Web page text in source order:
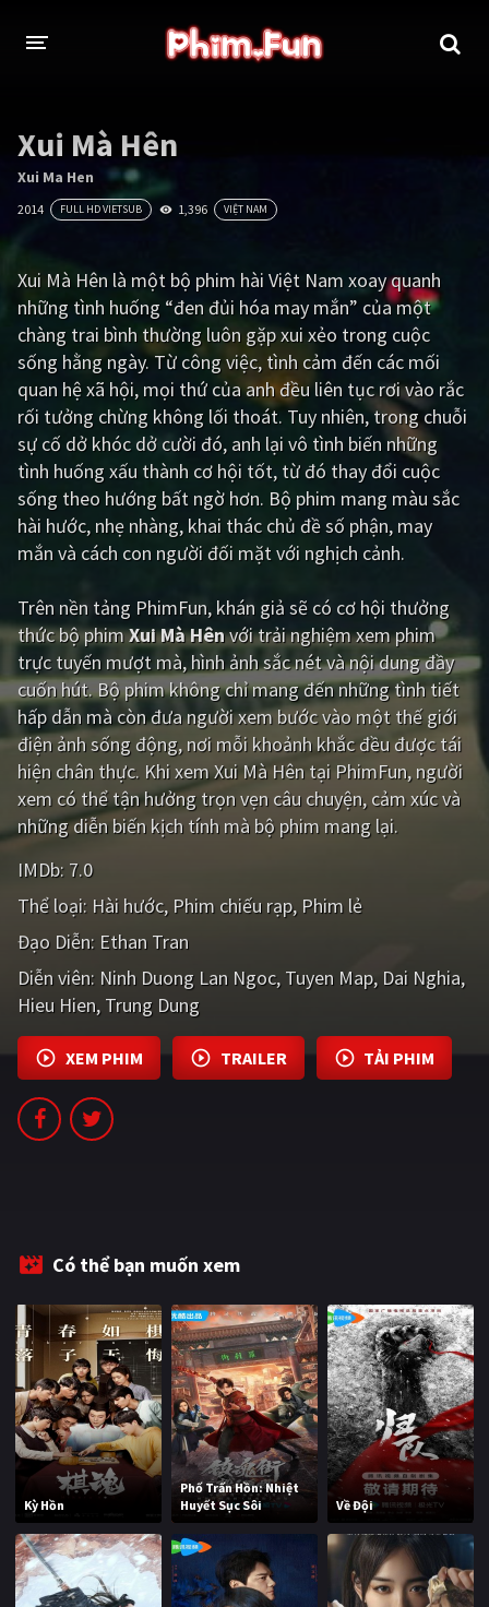
THỂ LOẠI
Thần thoại - Cổ trang
Tâm lý Chiến tranh
Võ thuật - Kiếm hiệp
Kinh dị Tội phạm - Hình sự
Phiêu lưu Hài hước
Viễn tưởng Khoa học - Tài liệu
Hoạt hình Thể thao
Tình cảm - Lãng mạn Kỳ ảo
Giật gân Gia đình
Viễn Tây Tiểu sử
GameShow DramaTV
QUỐC GIA
Âu - Mỹ Trung Quốc - Hồng Kông
Hàn Quốc Nhật Bản
Tổng hợp
CẬP NHẬT
PHIM MỚI
PHIM BỘ
PHIM LẺ
PHIM CHIẾU RẠP
Xui Mà Hên
Xui Ma Hen
2014 FULL HD VIETSUB 1,396 VIỆT NAM
Xui Mà Hên là một bộ phim hài Việt Nam xoay quanh
những tình huống “đen đủi hóa may mắn” của một
chàng trai bình thường luôn gặp xui xẻo trong cuộc
sống hằng ngày. Từ công việc, tình cảm đến các mối
quan hệ xã hội, mọi thứ của anh đều liên tục rơi vào rắc
rối tưởng chừng không lối thoát. Tuy nhiên, trong chuỗi
sự cố dở khóc dở cười đó, anh lại vô tình biến những
tình huống xấu thành cơ hội tốt, từ đó thay đổi cuộc
sống theo hướng bất ngờ hơn. Bộ phim mang màu sắc
hài hước, nhẹ nhàng, khai thác chủ đề số phận, may
mắn và cách con người đối mặt với nghịch cảnh.
Trên nền tảng PhimFun, khán giả sẽ có cơ hội thưởng
thức bộ phimXui Mà Hênvới trải nghiệm xem phim
trực tuyến mượt mà, hình ảnh sắc nét và nội dung đầy
cuốn hút. Bộ phim không chỉ mang đến những tình tiết
hấp dẫn mà còn đưa người xem bước vào một thế giới
điện ảnh sống động, nơi mỗi khoảnh khắc đều được tái
hiện chân thực. Khi xem Xui Mà Hên tại PhimFun, người
xem có thể tận hưởng trọn vẹn câu chuyện, cảm xúc và
những diễn biến kịch tính mà bộ phim mang lại.
IMDb: 7.0
Thể loại: Hài hước Phim chiếu rạp Phim lẻ
Đạo Diễn: Ethan Tran
Diễn viên: Ninh Duong Lan Ngoc Tuyen Map Dai Nghia
Hieu Hien Trung Dung
XEM PHIM TRAILER TẢI PHIM
Có thể bạn muốn xem
Kỳ Hồn
Phố Trấn Hồn: Nhiệt
Huyết Sục Sôi
Về Đội